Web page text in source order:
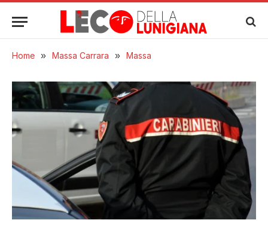
Home » Massa Carrara » Massa